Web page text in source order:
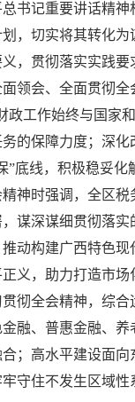
书记重要讲话精
，切实将其转化
，贯彻落实实践要
领会、全面贯彻
政工作始终与国家
的保障力度；深
底线，积极稳妥化
神时强调，全区
谋深谋细贯彻落
动构建广西特色
义，助力打造市场
彻全会精神，综
融、普惠金融、
；高水平建设面
守住不发生区域性